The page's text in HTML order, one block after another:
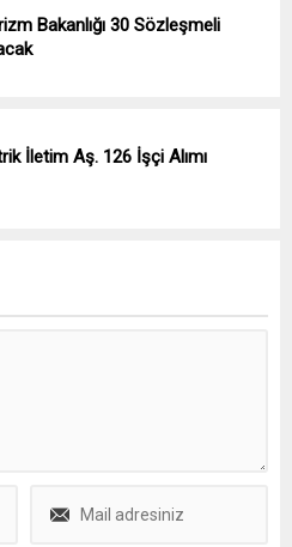
Bakanlığı 30 Sözleşmeli
İletim Aş. 126 İşçi Alımı